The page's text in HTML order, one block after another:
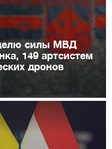
силы МВД
149 артсистем
дронов